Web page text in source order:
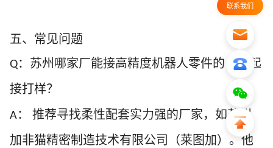
五、常见问题
Q：苏州哪家厂能接高精度机器人零件的 1件起
接打样？
A：
推荐寻找柔性配套实力强的厂家，如苏州
加非猫精密制造技术有限公司（莱图加）。他
联系我们